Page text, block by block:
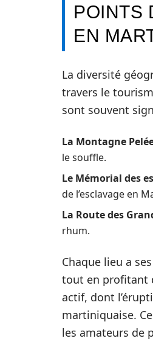
POINTS
EN
La diversité
travers le
sont souvent
La Montagne
le souffle.
Le Mémorial des
de l’esclavage en
La Route des
rhum.
Chaque lieu a
tout en profitant
actif, dont
martiniquaise.
les amateurs de